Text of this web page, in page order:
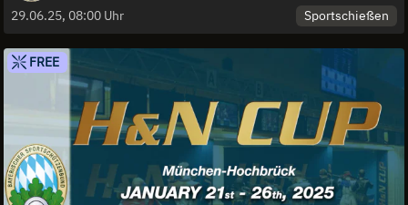
29.06.25, 08:00 Uhr Sportschießen
FREE